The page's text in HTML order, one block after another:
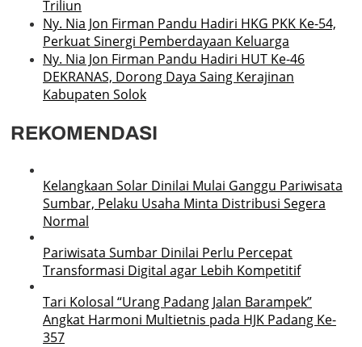
Triliun
Ny. Nia Jon Firman Pandu Hadiri HKG PKK Ke-54,
Perkuat Sinergi Pemberdayaan Keluarga
Ny. Nia Jon Firman Pandu Hadiri HUT Ke-46
DEKRANAS, Dorong Daya Saing Kerajinan
Kabupaten Solok
REKOMENDASI
Kelangkaan Solar Dinilai Mulai Ganggu Pariwisata
Sumbar, Pelaku Usaha Minta Distribusi Segera
Normal
Pariwisata Sumbar Dinilai Perlu Percepat
Transformasi Digital agar Lebih Kompetitif
Tari Kolosal “Urang Padang Jalan Barampek”
Angkat Harmoni Multietnis pada HJK Padang Ke-
357